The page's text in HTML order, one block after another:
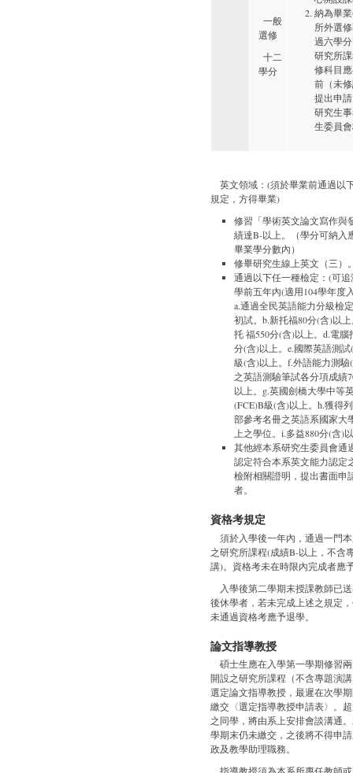
一般
選修
十二
學分
納為畢
所外選
過六學
研究所
修科目
前（未
提出申
研究生
生委員
英文領域：(須於畢業前通過以
規定，方得畢業)
修習「學術英文論文寫作與
績達B-以上。（學分可納入
畢業學分數內）
修畢研究生線上英文（三）
通過以下任一種檢定：(可
學前五年內(適用104學年度
a.通過全民英語能力分級檢
初試。b.新托福80分(含)以
托 福550分(含)以上。d.電腦
分(含)以上。e.國際英語測試
級(含)以上。f.外語能力測驗
之英語測驗筆試各分項成績
以上。g.英國劍橋大學中等
(FCE)B級(含)以上。h.獲得
部參考名冊之英語系國家大
上之學位。i.多益880分(含)
其他經本系研究生委員會通
認定符合本系英文能力認定
檢附相關證明，提出書面申
者。
資格考規定
須於入學後一年內，通過一門
之研究所課程(成績B-以上，不含
講)。資格考未在時限內完成者應
入學後第二學期末授課教師已
後休學者，若未完成上述之規定
未通過資格考應予退學。
論文指導教授
碩士生應在入學第一學期修習
開設之研究所課程（不含專題演
選定論文指導教授，最遲在次學
繳交〈選定指導教授申請表〉。
之同學，將由系上安排會談溝通
學期末仍未繳交，之後將不得申
政及教學助理職務。